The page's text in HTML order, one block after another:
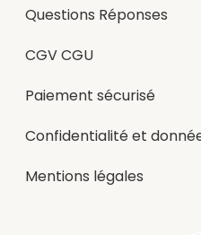
Questions Réponses
CGV CGU
Paiement sécurisé
Confidentialité et
Mentions légales